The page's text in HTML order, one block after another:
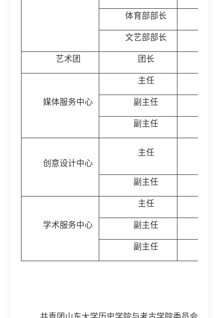
体育部部长
文艺部部长
艺术团 团长
媒体服务中心
主任
副主任
副主任
创意设计中心
主任
副主任
学术服务中心
主任
副主任
副主任